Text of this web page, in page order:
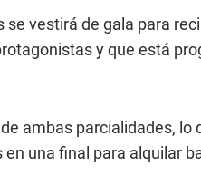
vestirá de gala para
y que está
ambas parcialidades,
una final para alquilar